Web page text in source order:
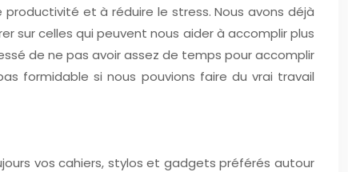
et à réduire le stress. Nous avons déjà
sur celles qui peuvent nous aider à accomplir plus
de ne pas avoir assez de temps pour accomplir
formidable si nous pouvions faire du vrai travail
vos cahiers, stylos et gadgets préférés autour